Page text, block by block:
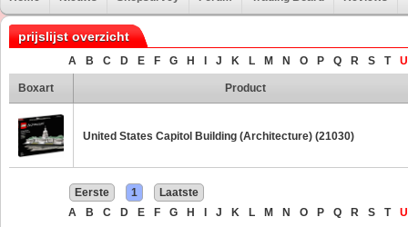
prijslijst overzicht
A B C D E F G H J K L M N O P Q R S T U
Boxart Product
United States Capitol Building (Architecture) (21030)
Eerste 1
Laatste
A
B C D E F G H J K L M N O P Q R S T U